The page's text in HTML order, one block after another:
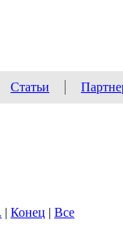
Статьи
| Конец | Все